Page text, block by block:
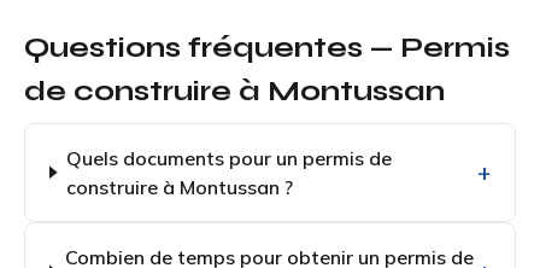
Questions fréquentes — Permis
de construire à Montussan
Quels documents pour un permis de
construire à Montussan ?
Combien de temps pour obtenir un permis de